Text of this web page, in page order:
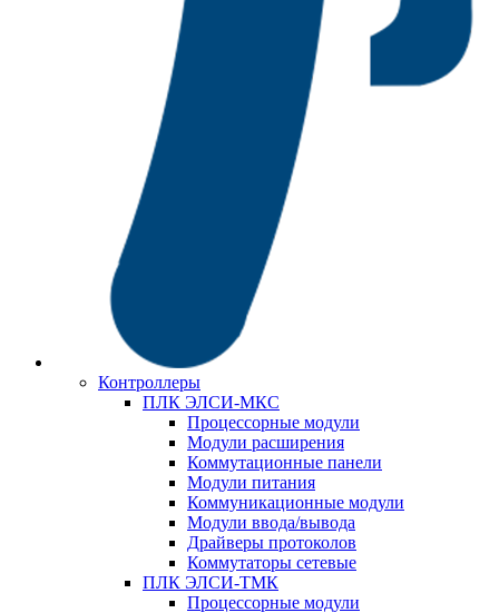
Контроллеры
ПЛК ЭЛСИ-МКС
Процессорные модули
Модули расширения
Коммутационные панели
Модули питания
Коммуникационные модули
Модули ввода/вывода
Драйверы протоколов
Коммутаторы сетевые
ПЛК ЭЛСИ-ТМК
Процессорные модули